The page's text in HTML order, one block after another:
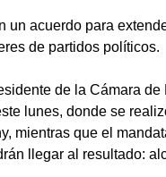
acuerdo para
de partidos políticos.
de la Cámara
lunes, donde se
mientras que el
llegar al resultado: